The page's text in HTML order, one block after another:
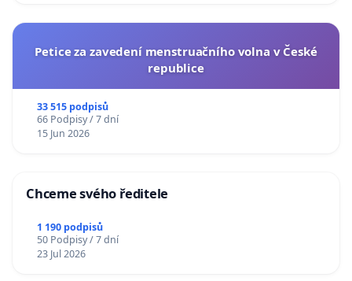
Petice za zavedení menstruačního volna v České
republice
33 515 podpisů
66 Podpisy / 7 dní
15 Jun 2026
Chceme svého ředitele
1 190 podpisů
50 Podpisy / 7 dní
23 Jul 2026